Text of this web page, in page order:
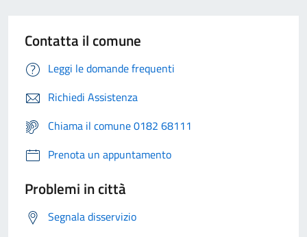
Contatta il comune
Leggi le domande frequenti
Richiedi Assistenza
Chiama il comune 0182 68111
Prenota un appuntamento
Problemi in città
Segnala disservizio